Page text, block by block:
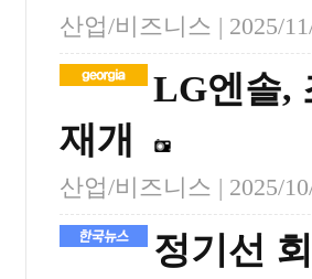
산업/비즈니스 | 2025/
LG엔솔,
재개
산업/비즈니스 | 2025/
정기선